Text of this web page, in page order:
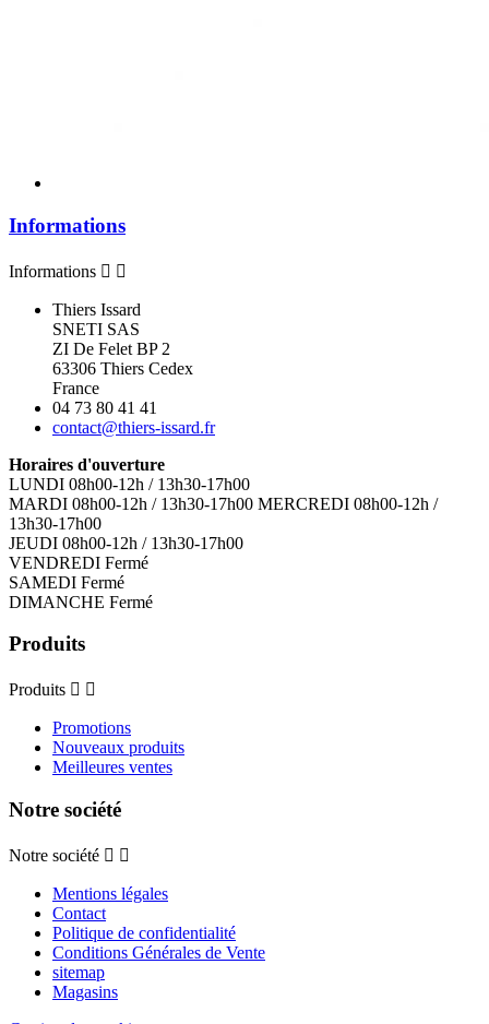
Informations
Informations  
Thiers Issard
SNETI SAS
ZI De Felet BP 2
63306 Thiers Cedex
France
04 73 80 41 41
contact@thiers-issard.fr
Horaires d'ouverture
LUNDI 08h00-12h / 13h30-17h00
MARDI 08h00-12h / 13h30-17h00 MERCREDI 08h00-12h /
13h30-17h00
JEUDI 08h00-12h / 13h30-17h00
VENDREDI Fermé
SAMEDI Fermé
DIMANCHE Fermé
Produits
Produits  
Promotions
Nouveaux produits
Meilleures ventes
Notre société
Notre société  
Mentions légales
Contact
Politique de confidentialité
Conditions Générales de Vente
sitemap
Magasins